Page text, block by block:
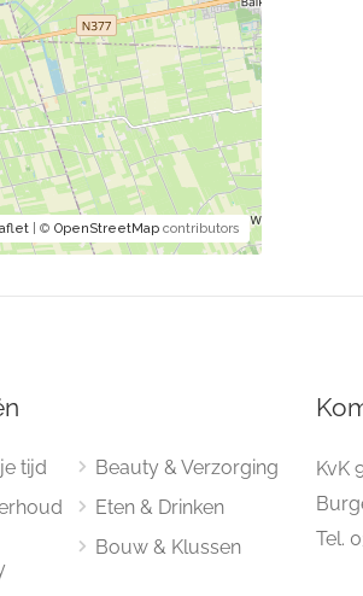
| © OpenStreetMapcontributors
tijd
Beauty & Verzorging
Eten & Drinken
Bouw & Klussen
KvK
Tel.